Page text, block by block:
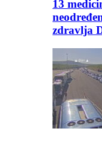
13
zdravlja